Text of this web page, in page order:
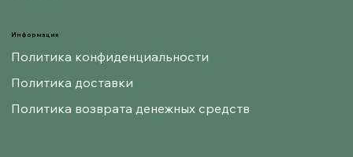
Информация
Политика конфиденциальности
Политика доставки
Политика возврата денежных средств